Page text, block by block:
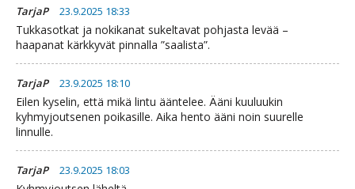
TarjaP 23.9.2025 18:33
Tukkasotkat ja nokikanat sukeltavat pohjasta levää –
haapanat kärkkyvät pinnalla ”saalista”.
TarjaP 23.9.2025 18:10
Eilen kyselin, että mikä lintu ääntelee. Ääni kuuluukin
kyhmyjoutsenen poikasille. Aika hento ääni noin suurelle
linnulle.
TarjaP 23.9.2025 18:03